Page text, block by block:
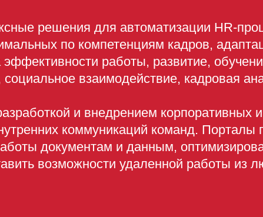
решения для автоматизации HR-
по компетенциям кадров,
работы, развитие,
социальное взаимодействие, кадровая
и внедрением корпоративных
коммуникаций команд.
документам и данным,
возможности удаленной работы из